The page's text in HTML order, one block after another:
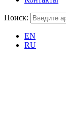
Поиск:
EN
RU